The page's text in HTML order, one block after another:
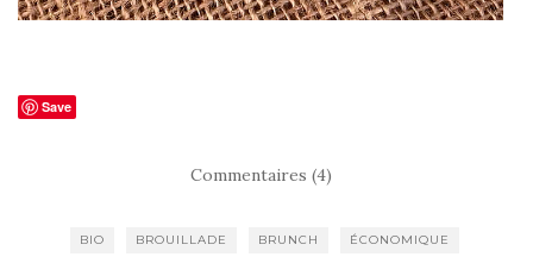
Save
Commentaires (4)
BIO BROUILLADE BRUNCH ÉCONOMIQUE